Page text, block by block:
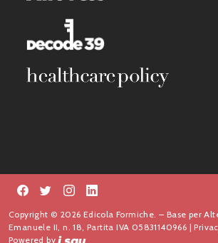
Copyright © 2026 Edicola Formiche. – Base per
Emanuele II, n. 18, Partita IVA 05831140966 |
Powered by